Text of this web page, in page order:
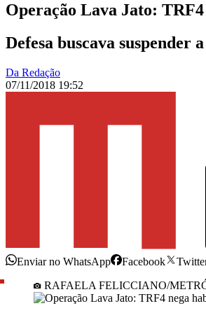
Operação Lava Jato:
Defesa buscava
Da Redação
07/11/2018 19:52
Enviar no WhatsApp Facebook
RAFAELA FELICCIANO/